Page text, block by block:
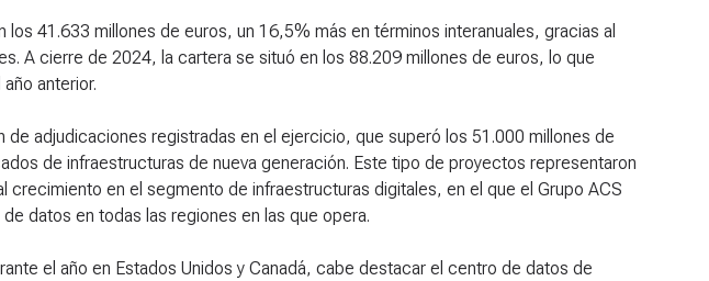
los 41.633 millones de euros, un 16,5% más en términos interanuales, gracias al
A cierre de 2024, la cartera se situó en los 88.209 millones de euros, lo que
anterior.
de adjudicaciones registradas en el ejercicio, que superó los 51.000 millones de
de infraestructuras de nueva generación. Este tipo de proyectos representaron
en el segmento de infraestructuras digitales, en el que el Grupo ACS
datos en todas las regiones en las que opera.
el año en Estados Unidos y Canadá, cabe destacar el centro de datos de